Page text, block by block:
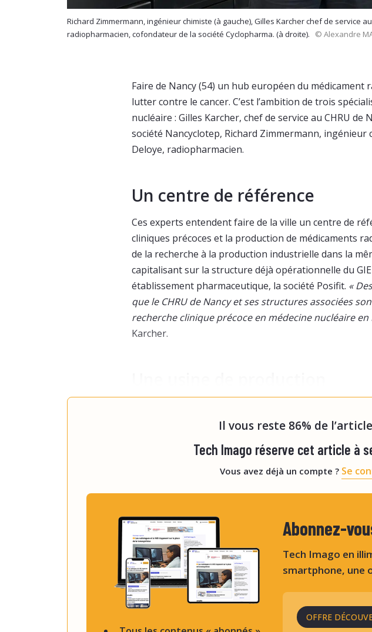
Richard Zimmermann, ingénieur chimiste (à gauche), Gilles Karcher chef de service
radiopharmacien, cofondateur de la société Cyclopharma. (à droite).
© Alexandre
Faire de Nancy (54) un hub européen du
lutter contre le cancer. C’est l’ambition de trois
nucléaire : Gilles Karcher, chef de service au CHRU de
société Nancyclotep, Richard Zimmermann, ingénieur
Deloye, radiopharmacien.
Un centre de référence
Ces experts entendent faire de la ville un centre de
cliniques précoces et la production de médicaments
de la recherche à la production industrielle dans la
capitalisant sur la structure déjà opérationnelle du
établissement pharmaceutique, la société Posifit. «
que le CHRU de Nancy et ses structures associées
recherche clinique précoce en médecine nucléaire en
Karcher.
Il vous reste 86% de
Tech Imago réserve cet article à
Vous avez déjà un compte ? Se
Abonnez-
Tech Imago en
smartphone, une
OFFRE